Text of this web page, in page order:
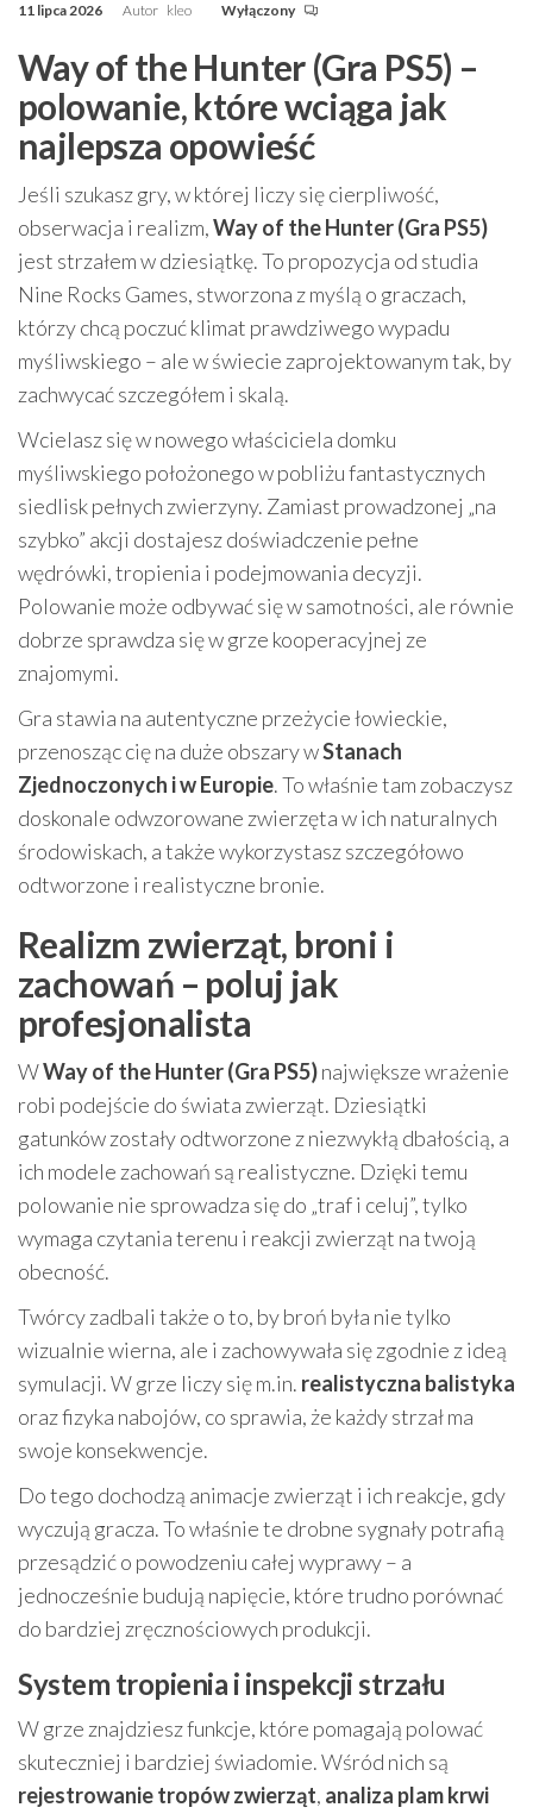
11 lipca 2026 Autor kleo Wyłączony
Way of the Hunter (Gra PS5) –
polowanie, które wciąga jak
najlepsza opowieść
Jeśli szukasz gry, w której liczy się cierpliwość,
obserwacja i realizm,Way of the Hunter (Gra PS5)
jest strzałem w dziesiątkę. To propozycja od studia
Nine Rocks Games, stworzona z myślą o graczach,
którzy chcą poczuć klimat prawdziwego wypadu
myśliwskiego – ale w świecie zaprojektowanym tak, by
zachwycać szczegółem i skalą.
Wcielasz się w nowego właściciela domku
myśliwskiego położonego w pobliżu fantastycznych
siedlisk pełnych zwierzyny. Zamiast prowadzonej „na
szybko” akcji dostajesz doświadczenie pełne
wędrówki, tropienia i podejmowania decyzji.
Polowanie może odbywać się w samotności, ale równie
dobrze sprawdza się w grze kooperacyjnej ze
znajomymi.
Gra stawia na autentyczne przeżycie łowieckie,
przenosząc cię na duże obszary wStanach
Zjednoczonych i w Europie. To właśnie tam zobaczysz
doskonale odwzorowane zwierzęta w ich naturalnych
środowiskach, a także wykorzystasz szczegółowo
odtworzone i realistyczne bronie.
Realizm zwierząt, broni i
zachowań – poluj jak
profesjonalista
WWay of the Hunter (Gra PS5)największe wrażenie
robi podejście do świata zwierząt. Dziesiątki
gatunków zostały odtworzone z niezwykłą dbałością, a
ich modele zachowań są realistyczne. Dzięki temu
polowanie nie sprowadza się do „traf i celuj”, tylko
wymaga czytania terenu i reakcji zwierząt na twoją
obecność.
Twórcy zadbali także o to, by broń była nie tylko
wizualnie wierna, ale i zachowywała się zgodnie z ideą
symulacji. W grze liczy się m.in. realistyczna balistyka
oraz fizyka nabojów, co sprawia, że każdy strzał ma
swoje konsekwencje.
Do tego dochodzą animacje zwierząt i ich reakcje, gdy
wyczują gracza. To właśnie te drobne sygnały potrafią
przesądzić o powodzeniu całej wyprawy – a
jednocześnie budują napięcie, które trudno porównać
do bardziej zręcznościowych produkcji.
System tropienia i inspekcji strzału
W grze znajdziesz funkcje, które pomagają polować
skuteczniej i bardziej świadomie. Wśród nich są
rejestrowanie tropów zwierząt, analiza plam krwi